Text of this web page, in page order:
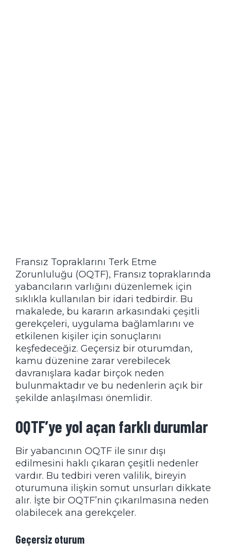
Fransız Topraklarını Terk Etme
Zorunluluğu (OQTF), Fransız topraklarında
yabancıların varlığını düzenlemek için
sıklıkla kullanılan bir idari tedbirdir. Bu
makalede, bu kararın arkasındaki çeşitli
gerekçeleri, uygulama bağlamlarını ve
etkilenen kişiler için sonuçlarını
keşfedeceğiz. Geçersiz bir oturumdan,
kamu düzenine zarar verebilecek
davranışlara kadar birçok neden
bulunmaktadır ve bu nedenlerin açık bir
şekilde anlaşılması önemlidir.
OQTF’ye yol açan farklı durumlar
Bir yabancının OQTF ile sınır dışı
edilmesini haklı çıkaran çeşitli nedenler
vardır. Bu tedbiri veren valilik, bireyin
oturumuna ilişkin somut unsurları dikkate
alır. İşte bir OQTF’nin çıkarılmasına neden
olabilecek ana gerekçeler.
Geçersiz oturum